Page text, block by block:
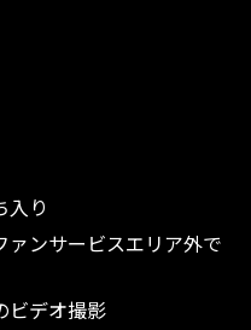
入り
ンサービスエリア外で
ビデオ撮影